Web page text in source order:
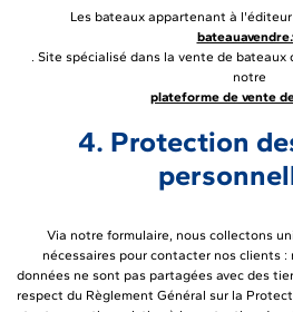
Les bateaux appartenant à
. Site spécialisé dans la vente de bateaux
notre
plateforme de vente
4. Protection
Via notre formulaire, nous collectons
nécessaires pour contacter nos clients :
données ne sont pas partagées avec des
respect du Règlement Général sur la